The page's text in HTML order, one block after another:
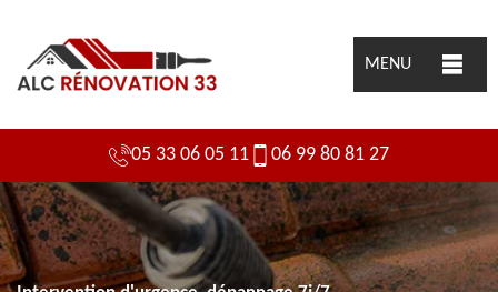
MENU
05 33 06 05 11 06 99 80 81 27